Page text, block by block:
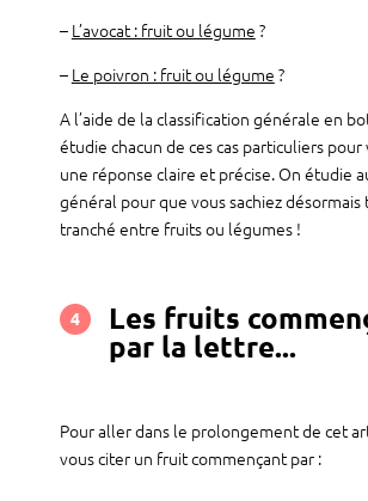
– L’avocat : fruit ou légume ?
– Le poivron : fruit ou légume ?
A l’aide de la classification générale en
étudie chacun de ces cas particuliers
une réponse claire et précise. On étudie
général pour que vous sachiez désormais
tranché entre fruits ou légumes !
4 Les fruits
par la lettre...
Pour aller dans le prolongement de cet
vous citer un fruit commençant par :